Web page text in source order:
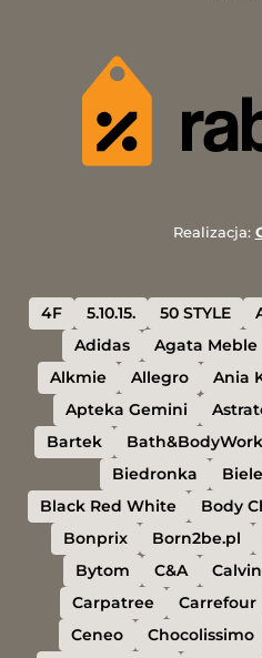
Realizacja:
4F 5.10.15. 50 STYLE
Adidas
Agata Meble
Alkmie
Allegro Ania
Apteka Gemini
Bartek
Biedronka
Black Red White
Body
Bonprix
Born2be.pl
Bytom
C&A
Carpatree
Carrefour
Ceneo
Chocolissimo